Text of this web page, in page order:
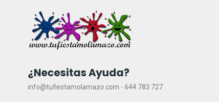
¿Necesitas Ayuda?
info@tufiestamolamazo.com - 644 783 727